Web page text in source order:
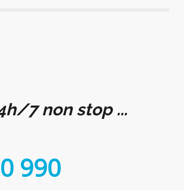
7 non stop ...
990